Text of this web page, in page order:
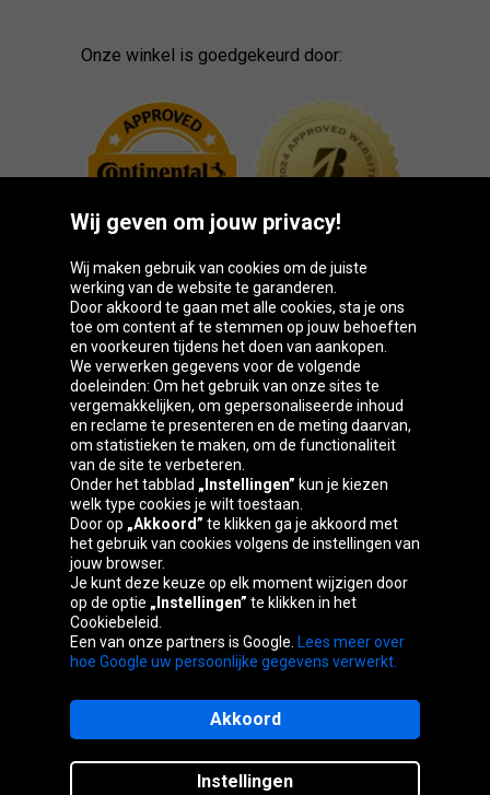
Onze winkel is goedgekeurd door:
Oponeo-groep
Belgique
Česká
republika
Deutschland Éire
España France Italia Magyarország
Österreich
republika
Kingdom
Sitemaps
Wij geven om jouw privacy!
Wij maken gebruik van cookies om de juiste
werking van de website te garanderen.
Door akkoord te gaan met alle cookies, sta je ons
toe om content af te stemmen op jouw behoeften
en voorkeuren tijdens het doen van aankopen.
We verwerken gegevens voor de volgende
doeleinden: Om het gebruik van onze sites te
vergemakkelijken, om gepersonaliseerde inhoud
en reclame te presenteren en de meting daarvan,
om statistieken te maken, om de functionaliteit
van de site te verbeteren.
Onder het tabblad „Instellingen” kun je kiezen
welk type cookies je wilt toestaan.
Door op „Akkoord” te klikken ga je akkoord met
het gebruik van cookies volgens de instellingen van
jouw browser.
Je kunt deze keuze op elk moment wijzigen door
op de optie „Instellingen” te klikken in het
Cookiebeleid.
Een van onze partners is Google. Lees meer over
hoe Google uw persoonlijke gegevens verwerkt.
Instellingen
Akkoord